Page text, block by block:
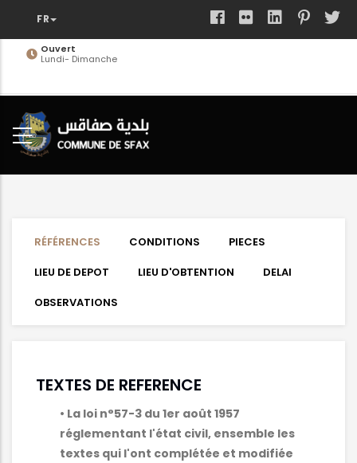
contenuOuvert
Lundi- Dimanche
RÉFÉRENCES CONDITIONS
PIECES
LIEU DE DEPOT
LIEU D'OBTENTION
DELAI
OBSERVATIONS
TEXTES DE REFERENCE
• La loi n°57-3 du 1er août 1957
réglementant l'état civil, ensemble les
textes qui l'ont complétée et modifiée